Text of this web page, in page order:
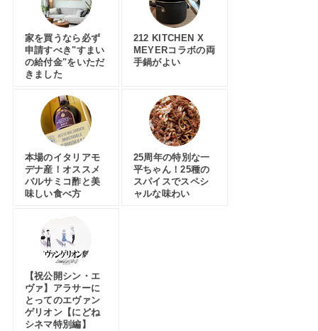
家を買うなら必ず
申請すべき"すまい
の給付金"をいただ
きました
212 KITCHEN X
MEYERコラボの両
手鍋がよい
本場のイタリアモ
デナ産！オススメ
バルサミコ酢と美
味しい食べ方
25周年の特別な一
平ちゃん！25種の
スパイスでスペシ
ャルな味わい
【祝公開シン・エ
ヴァ】アラサーに
とってのエヴァン
ゲリオン【にどね
シネマ特別編】